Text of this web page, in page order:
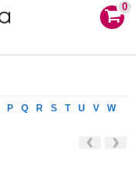
0
P Q R S T U V
W